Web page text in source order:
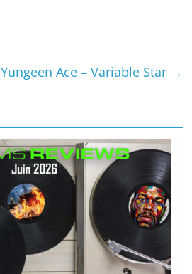
Yungeen Ace – Variable Star →